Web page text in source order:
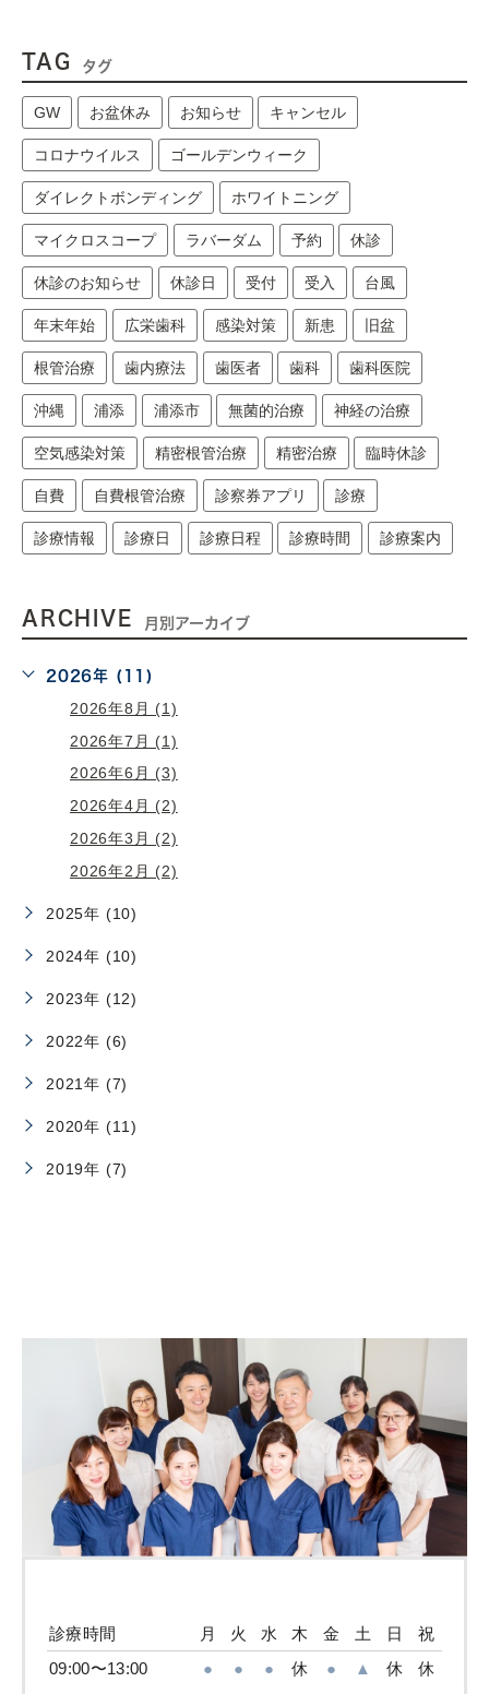
TAG タグ
GW お盆休み お知らせ キャンセル
コロナウイルス ゴールデンウィーク
ダイレクトボンディング ホワイトニング
マイクロスコープ ラバーダム 予約 休診
休診のお知らせ 休診日 受付 受入 台風
年末年始 広栄歯科 感染対策 新患 旧盆
根管治療 歯内療法 歯医者 歯科 歯科医院
沖縄 浦添 浦添市 無菌的治療 神経の治療
空気感染対策 精密根管治療 精密治療 臨時休診
自費 自費根管治療 診察券アプリ 診療
診療情報 診療日 診療日程 診療時間 診療案内
ARCHIVE 月別アーカイブ
2026年 (11)
2026年8月 (1)
2026年7月 (1)
2026年6月 (3)
2026年4月 (2)
2026年3月 (2)
2026年2月 (2)
2025年 (10)
2024年 (10)
2023年 (12)
2022年 (6)
2021年 (7)
2020年 (11)
2019年 (7)
診療時間 月 火 水 木 金 土 日
祝
09:00〜13:00
● ● ● 休 ● ▲ 休
休